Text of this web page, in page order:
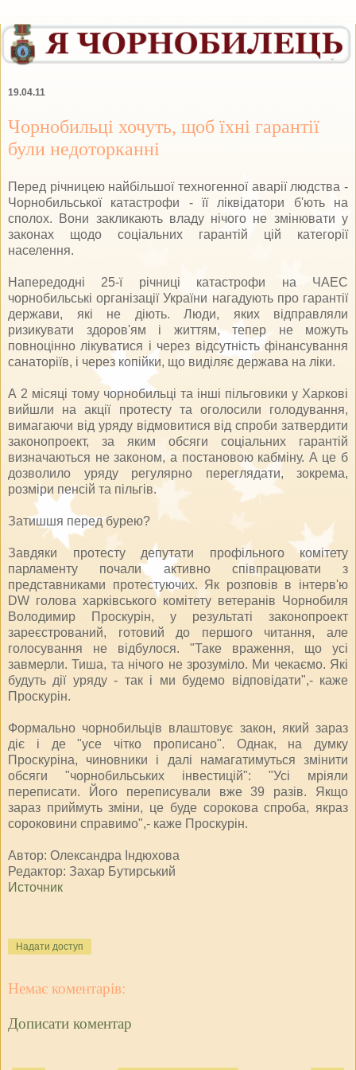
19.04.11
Чорнобильці хочуть, щоб їхні гарантії
були недоторканні
Перед річницею найбільшої техногенної аварії людства -
Чорнобильської катастрофи - її ліквідатори б'ють на
сполох. Вони закликають владу нічого не змінювати у
законах щодо соціальних гарантій цій категорії
населення.
Напередодні 25-ї річниці катастрофи на ЧАЕС
чорнобильські організації України нагадують про гарантії
держави, які не діють. Люди, яких відправляли
ризикувати здоров'ям і життям, тепер не можуть
повноцінно лікуватися і через відсутність фінансування
санаторіїв, і через копійки, що виділяє держава на ліки.
А 2 місяці тому чорнобильці та інші пільговики у Харкові
вийшли на акції протесту та оголосили голодування,
вимагаючи від уряду відмовитися від спроби затвердити
законопроект, за яким обсяги соціальних гарантій
визначаються не законом, а постановою кабміну. А це б
дозволило уряду регулярно переглядати, зокрема,
розміри пенсій та пільгів.
Затишшя перед бурею?
Завдяки протесту депутати профільного комітету
парламенту почали активно співпрацювати з
представниками протестуючих. Як розповів в інтерв'ю
DW голова харківського комітету ветеранів Чорнобиля
Володимир Проскурін, у результаті законопроект
зареєстрований, готовий до першого читання, але
голосування не відбулося. "Таке враження, що усі
завмерли. Тиша, та нічого не зрозуміло. Ми чекаємо. Які
будуть дії уряду - так і ми будемо відповідати",- каже
Проскурін.
Формально чорнобильців влаштовує закон, який зараз
діє і де "усе чітко прописано". Однак, на думку
Проскуріна, чиновники і далі намагатимуться змінити
обсяги "чорнобильських інвестицій": "Усі мріяли
переписати. Його переписували вже 39 разів. Якщо
зараз приймуть зміни, це буде сорокова спроба, якраз
сороковини справимо",- каже Проскурін.
Автор: Олександра Індюхова
Редактор: Захар Бутирський
Источник
Надати доступ
Немає коментарів:
Дописати коментар